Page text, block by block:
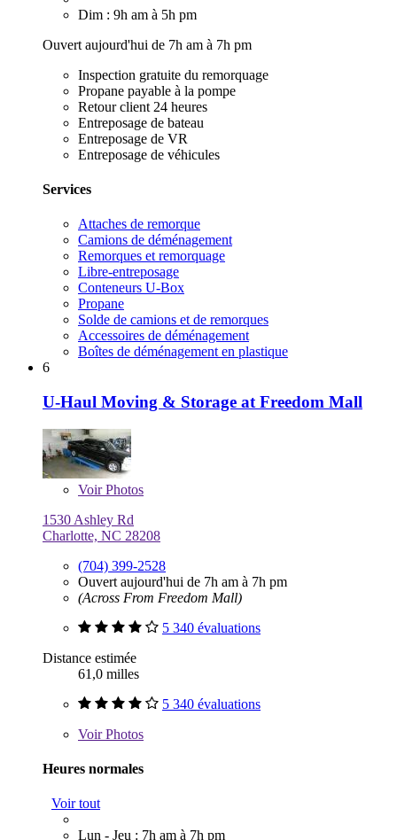
Dim : 9h am à 5h pm
Ouvert aujourd'hui de 7h am à 7h pm
Inspection gratuite du remorquage
Propane payable à la pompe
Retour client 24 heures
Entreposage de bateau
Entreposage de VR
Entreposage de véhicules
Services
Attaches de remorque
Camions de déménagement
Remorques et remorquage
Libre-entreposage
Conteneurs U-Box
Propane
Solde de camions et de remorques
Accessoires de déménagement
Boîtes de déménagement en plastique
6
U-Haul Moving & Storage at Freedom Mall
VoirPhotos
1530 Ashley Rd
Charlotte, NC 28208
(704) 399-2528
Ouvert aujourd'hui de 7h am à 7h pm
(Across From Freedom Mall)
5 340 évaluations
Distance estimée
61,0 milles
5 340 évaluations
VoirPhotos
Heures normales
Voir tout
Lun - Jeu : 7h am à 7h pm